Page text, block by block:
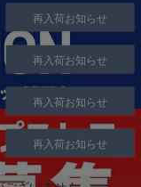
再入荷お知らせ
再入荷お知らせ
再入荷お知らせ
再入荷お知らせ